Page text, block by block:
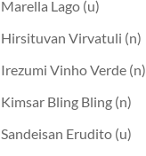
Marella Lago (u)
Hirsituvan Virvatuli (n)
Irezumi Vinho Verde (n)
Kimsar Bling Bling (n)
Sandeisan Erudito (u)